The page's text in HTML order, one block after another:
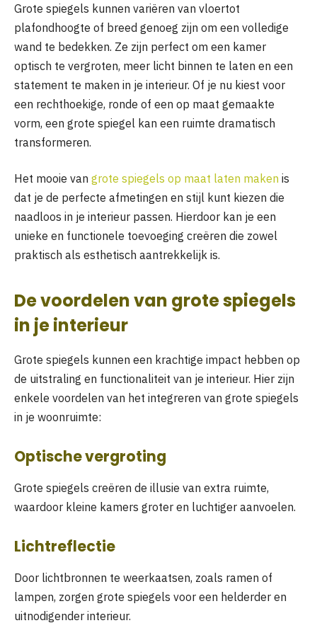
Grote spiegels kunnen variëren van vloertot
plafondhoogte of breed genoeg zijn om een volledige
wand te bedekken. Ze zijn perfect om een kamer
optisch te vergroten, meer licht binnen te laten en een
statement te maken in je interieur. Of je nu kiest voor
een rechthoekige, ronde of een op maat gemaakte
vorm, een grote spiegel kan een ruimte dramatisch
transformeren.
Het mooie van grote spiegels op maat laten maken is
dat je de perfecte afmetingen en stijl kunt kiezen die
naadloos in je interieur passen. Hierdoor kan je een
unieke en functionele toevoeging creëren die zowel
praktisch als esthetisch aantrekkelijk is.
De voordelen van grote spiegels
in je interieur
Grote spiegels kunnen een krachtige impact hebben op
de uitstraling en functionaliteit van je interieur. Hier zijn
enkele voordelen van het integreren van grote spiegels
in je woonruimte:
Optische vergroting
Grote spiegels creëren de illusie van extra ruimte,
waardoor kleine kamers groter en luchtiger aanvoelen.
Lichtreflectie
Door lichtbronnen te weerkaatsen, zoals ramen of
lampen, zorgen grote spiegels voor een helderder en
uitnodigender interieur.